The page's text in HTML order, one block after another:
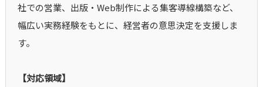
社での営業、出版・Web制作による集客導線構築など、
幅広い実務経験をもとに、経営者の意思決定を支援しま
す。
【対応領域】